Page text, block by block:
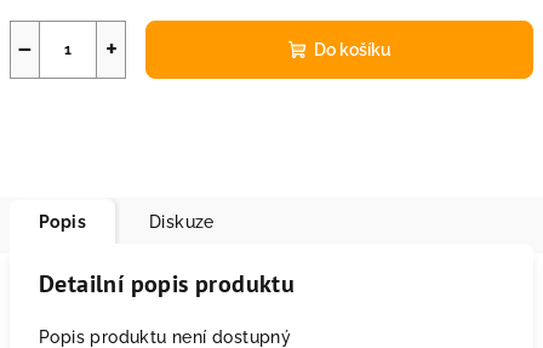
+
− Do košíku
Popis Diskuze
Detailní popis produktu
Popis produktu není dostupný